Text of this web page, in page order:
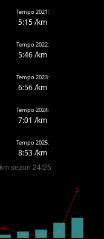
Tempo 2021:
5:15 /km
Tempo 2022:
5:46 /km
Tempo 2023:
6:56 /km
Tempo 2024:
7:01 /km
Tempo 2025:
8:53 /km